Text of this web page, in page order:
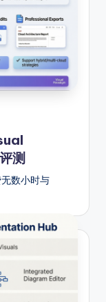
测
数小时与